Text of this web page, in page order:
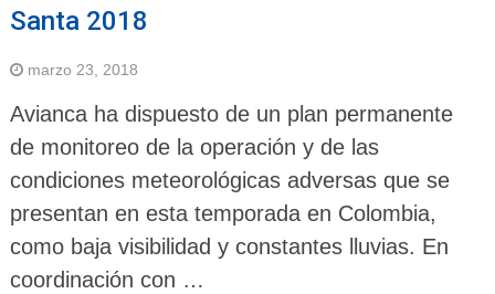
Santa 2018
marzo 23, 2018
Avianca ha dispuesto de un plan permanente
de monitoreo de la operación y de las
condiciones meteorológicas adversas que se
presentan en esta temporada en Colombia,
como baja visibilidad y constantes lluvias. En
coordinación con …